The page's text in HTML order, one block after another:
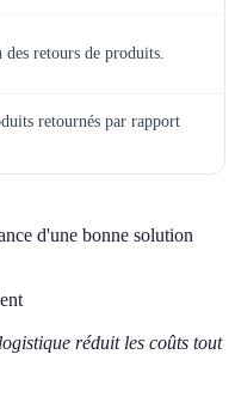
des retours de produits.
retournés par rapport
d'une bonne solution
réduit les coûts tout